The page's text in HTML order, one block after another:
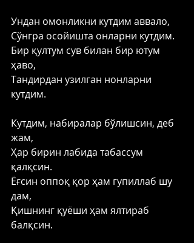
Ундан омонликни кутдим аввало,
Сўнгра осойишта онларни кутдим.
Бир қултум сув билан бир ютум
ҳаво,
Тандирдан узилган нонларни
кутдим.
Кутдим, набиралар бўлишсин, деб
жам,
Ҳар бирин лабида табассум
қалқсин.
Ёғсин оппоқ қор ҳам гупиллаб шу
дам,
Қишнинг қуёши ҳам ялтираб
балқсин.